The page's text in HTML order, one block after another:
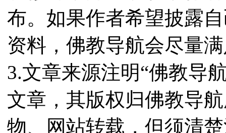
布。如果作者希望披露
资料，佛教导航会尽量
3.文章来源注明“佛教导
文章，其版权归佛教导
物、网站转载，但须清